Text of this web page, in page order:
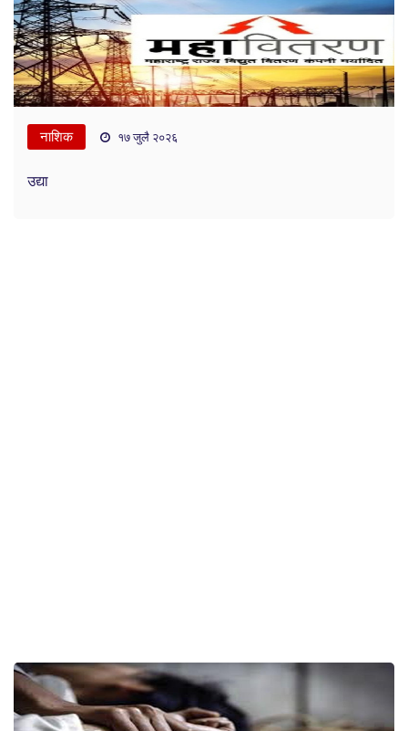
नाशिक १७ जुलै २०२६
उद्या